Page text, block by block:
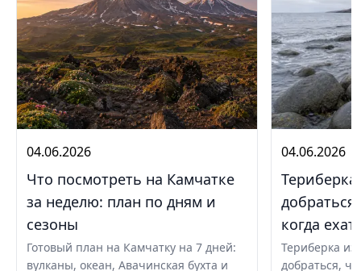
04.06.2026
Что посмотреть на Камчатке
за неделю: план по дням и
сезоны
Готовый план на Камчатку на 7 дней:
вулканы, океан, Авачинская бухта и
04.06.2026
когда
Териберка
добраться,